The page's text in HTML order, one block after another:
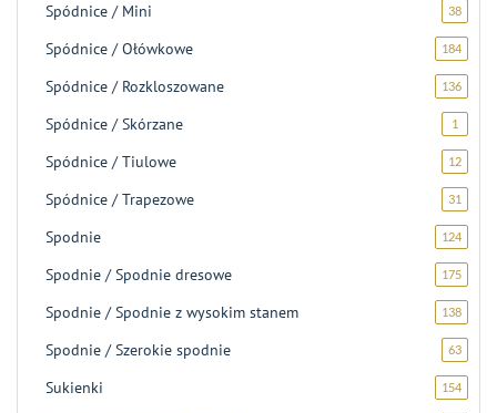
Spódnice / Mini 3838
Spódnice / Ołówkowe 184184
Spódnice / Rozkloszowane 136136
Spódnice / Skórzane 1
Spódnice / Tiulowe 1212
Spódnice / Trapezowe 31
Spodnie 124124
Spodnie / Spodnie dresowe 175175
Spodnie / Spodnie z wysokim stanem 138138
Spodnie / Szerokie spodnie 6363
Sukienki 154154